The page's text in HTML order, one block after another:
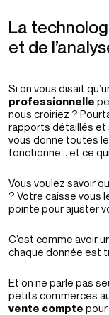
La
et de
Si on vous disait
professionnelle
nous croiriez ?
rapports détaillés et
vous donne toutes
fonctionne… et ce
Vous voulez savoir
? Votre caisse vous
pointe pour ajuster
C’est comme avoir
chaque donnée est
Et on ne parle pas
petits commerces
vente compte